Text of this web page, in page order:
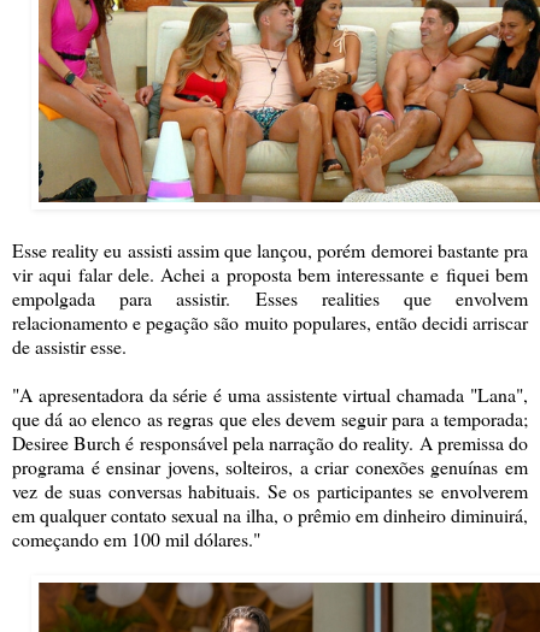
Esse reality eu assisti assim que lançou, porém demorei bastante pra
vir aqui falar dele. Achei a proposta bem interessante e fiquei bem
empolgada para assistir. Esses realities que envolvem
relacionamento e pegação são muito populares, então decidi arriscar
de assistir esse.
"A apresentadora da série é uma assistente virtual chamada "Lana",
que dá ao elenco as regras que eles devem seguir para a temporada;
Desiree Burch é responsável pela narração do reality. A premissa do
programa é ensinar jovens, solteiros, a criar conexões genuínas em
vez de suas conversas habituais. Se os participantes se envolverem
em qualquer contato sexual na ilha, o prêmio em dinheiro diminuirá,
começando em 100 mil dólares."